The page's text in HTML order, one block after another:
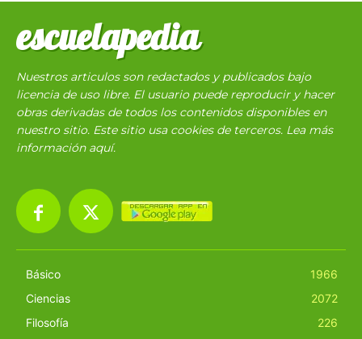
escuelapedia
Nuestros articulos son redactados y publicados bajo
licencia de uso libre. El usuario puede reproducir y hacer
obras derivadas de todos los contenidos disponibles en
nuestro sitio. Este sitio usa cookies de terceros. Lea más
información aquí.
Básico
1966
Ciencias
2072
Filosofía
226